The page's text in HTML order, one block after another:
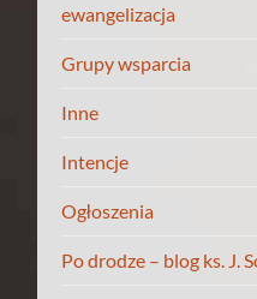
ewangelizacja
Grupy wsparcia
Inne
Intencje
Ogłoszenia
Po drodze – blog ks. J.